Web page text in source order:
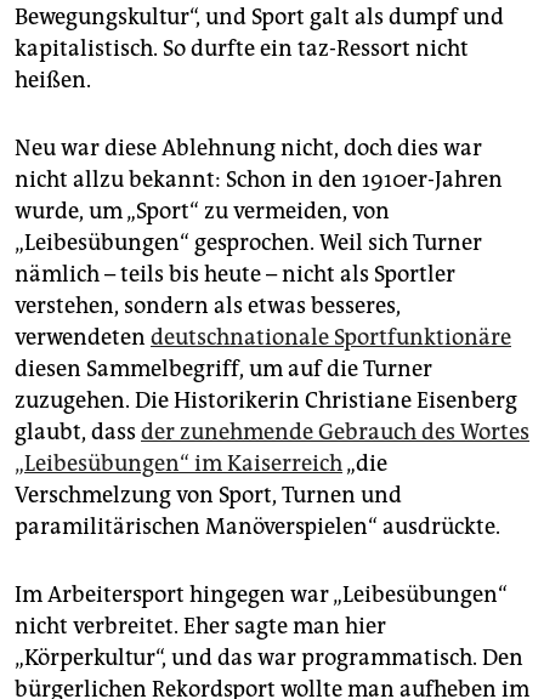
Bewegungskultur“, und Sport galt als dumpf und
kapitalistisch. So durfte ein taz-Ressort nicht
heißen.
Neu war diese Ablehnung nicht, doch dies war
nicht allzu bekannt: Schon in den 1910er-Jahren
wurde, um „Sport“ zu vermeiden, von
„Leibesübungen“ gesprochen. Weil sich Turner
nämlich – teils bis heute – nicht als Sportler
verstehen, sondern als etwas besseres,
verwendeten deutschnationale Sportfunktionäre
diesen Sammelbegriff, um auf die Turner
zuzugehen. Die Historikerin Christiane Eisenberg
glaubt, dass der zunehmende Gebrauch des Wortes
„Leibesübungen“ im Kaiserreich„die
Verschmelzung von Sport, Turnen und
paramilitärischen Manöverspielen“ ausdrückte.
Im Arbeitersport hingegen war „Leibesübungen“
nicht verbreitet. Eher sagte man hier
„Körperkultur“, und das war programmatisch. Den
bürgerlichen Rekordsport wollte man aufheben im